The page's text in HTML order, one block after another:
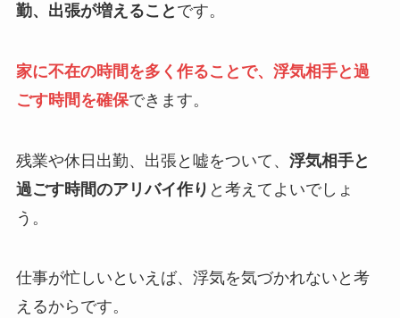
勤、出張が増えること です。
家に不在の時間を多く作ることで、浮気相手と過
ごす時間を確保できます。
残業や休日出勤、出張と嘘をついて、 浮気相手と
過ごす時間のアリバイ作り と考えてよいでしょ
う。
仕事が忙しいといえば、浮気を気づかれないと考
えるからです。